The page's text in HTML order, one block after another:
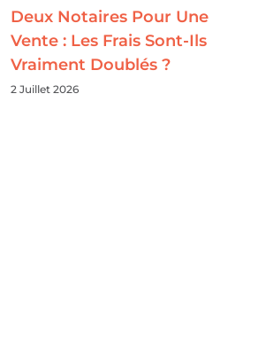
Deux Notaires Pour Une
Vente : Les Frais Sont-Ils
Vraiment Doublés ?
2 Juillet 2026